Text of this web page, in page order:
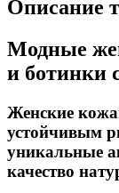
Описание
Модные
и ботинки
Женские
устойчивым
уникальные
качество